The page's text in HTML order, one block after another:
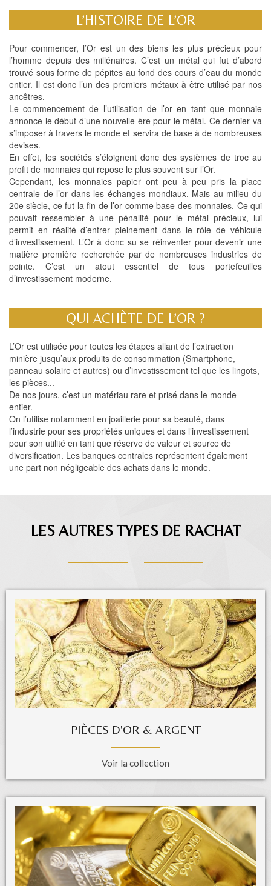
L’HISTOIRE DE L’OR
Pour commencer, l’Or est un des biens les plus précieux pour
l’homme depuis des millénaires. C’est un métal qui fut d’abord
trouvé sous forme de pépites au fond des cours d’eau du monde
entier. Il est donc l’un des premiers métaux à être utilisé par nos
ancêtres.
Le commencement de l’utilisation de l’or en tant que monnaie
annonce le début d’une nouvelle ère pour le métal. Ce dernier va
s’imposer à travers le monde et servira de base à de nombreuses
devises.
En effet, les sociétés s’éloignent donc des systèmes de troc au
profit de monnaies qui repose le plus souvent sur l’Or.
Cependant, les monnaies papier ont peu à peu pris la place
centrale de l’or dans les échanges mondiaux. Mais au milieu du
20e siècle, ce fut la fin de l’or comme base des monnaies. Ce qui
pouvait ressembler à une pénalité pour le métal précieux, lui
permit en réalité d’entrer pleinement dans le rôle de véhicule
d’investissement. L’Or à donc su se réinventer pour devenir une
matière première recherchée par de nombreuses industries de
pointe. C’est un atout essentiel de tous portefeuilles
d’investissement moderne.
QUI ACHÈTE DE L’OR ?
L’Or est utilisée pour toutes les étapes allant de l’extraction
minière jusqu’aux produits de consommation (Smartphone,
panneau solaire et autres) ou d’investissement tel que les lingots,
les pièces...
De nos jours, c’est un matériau rare et prisé dans le monde
entier.
On l’utilise notamment en joaillerie pour sa beauté, dans
l’industrie pour ses propriétés uniques et dans l’investissement
pour son utilité en tant que réserve de valeur et source de
diversification. Les banques centrales représentent également
une part non négligeable des achats dans le monde.
LES AUTRES TYPES DE RACHAT
PIÈCES D'OR & ARGENT
Voir la collection